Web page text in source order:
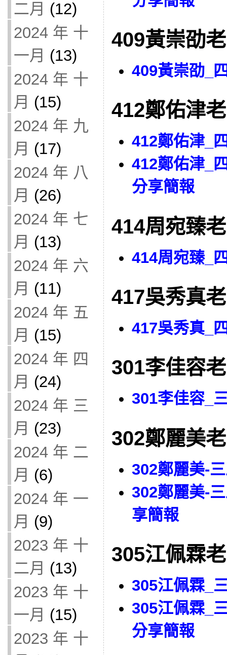
二月 (12)
2024 年 十
一月 (13)
2024 年 十
月 (15)
2024 年 九
月 (17)
2024 年 八
月 (26)
2024 年 七
月 (13)
2024 年 六
月 (11)
2024 年 五
月 (15)
2024 年 四
月 (24)
2024 年 三
月 (23)
2024 年 二
月 (6)
2024 年 一
月 (9)
2023 年 十
二月 (13)
2023 年 十
一月 (15)
2023 年 十
409黃崇劭
409黃崇劭_
412鄭佑津
412鄭佑津_
412鄭佑津_
分享簡報
414周宛臻
414周宛臻_
417吳秀真
417吳秀真_
301李佳容
301李佳容_
302鄭麗美
302鄭麗美-
302鄭麗美-
享簡報
305江佩霖
305江佩霖_
305江佩霖_
分享簡報